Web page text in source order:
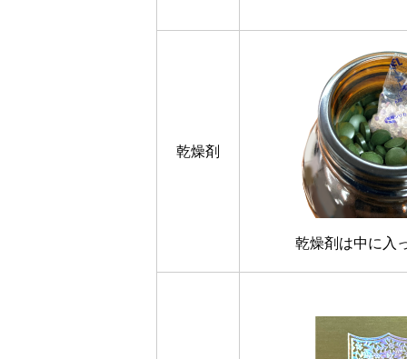
乾燥剤
乾燥剤は中に入